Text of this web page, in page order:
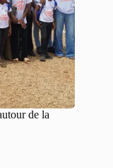
de la